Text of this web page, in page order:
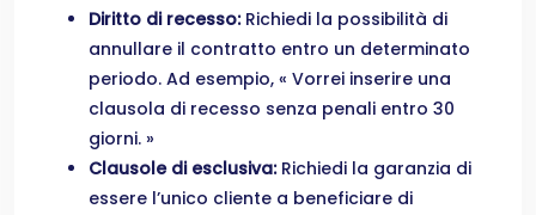
Diritto di recesso: Richiedi la possibilità di
annullare il contratto entro un determinato
periodo. Ad esempio, « Vorrei inserire una
clausola di recesso senza penali entro 30
giorni. »
Clausole di esclusiva: Richiedi la garanzia di
essere l’unico cliente a beneficiare di